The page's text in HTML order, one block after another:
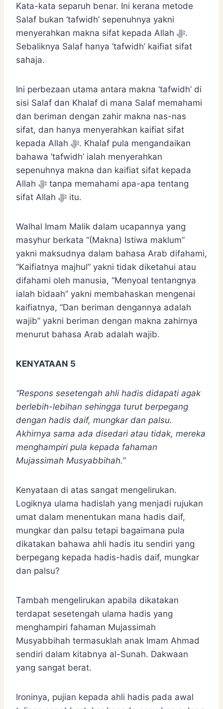
Kata-kata separuh benar. Ini kerana metode
Salaf bukan ‘tafwidh’ sepenuhnya yakni
menyerahkan makna sifat kepada Allah ﷻ.
Sebaliknya Salaf hanya ‘tafwidh’ kaifiat sifat
sahaja.
Ini perbezaan utama antara makna ‘tafwidh’ di
sisi Salaf dan Khalaf di mana Salaf memahami
dan beriman dengan zahir makna nas-nas
sifat, dan hanya menyerahkan kaifiat sifat
kepada Allah ﷻ. Khalaf pula mengandaikan
bahawa ‘tafwidh’ ialah menyerahkan
sepenuhnya makna dan kaifiat sifat kepada
Allah ﷻ tanpa memahami apa-apa tentang
sifat Allah ﷻ itu.
Walhal Imam Malik dalam ucapannya yang
masyhur berkata “(Makna) Istiwa maklum”
yakni maksudnya dalam bahasa Arab difahami,
“Kaifiatnya majhul” yakni tidak diketahui atau
difahami oleh manusia, “Menyoal tentangnya
ialah bidaah” yakni membahaskan mengenai
kaifiatnya, “Dan beriman dengannya adalah
wajib” yakni beriman dengan makna zahirnya
menurut bahasa Arab adalah wajib.
KENYATAAN 5
“Respons sesetengah ahli hadis didapati agak
berlebih-lebihan sehingga turut berpegang
dengan hadis daif, mungkar dan palsu.
Akhirnya sama ada disedari atau tidak, mereka
menghampiri pula kepada fahaman
Mujassimah Musyabbihah.”
Kenyataan di atas sangat mengelirukan.
Logiknya ulama hadislah yang menjadi rujukan
umat dalam menentukan mana hadis daif,
mungkar dan palsu tetapi bagaimana pula
dikatakan bahawa ahli hadis itu sendiri yang
berpegang kepada hadis-hadis daif, mungkar
dan palsu?
Tambah mengelirukan apabila dikatakan
terdapat sesetengah ulama hadis yang
menghampiri fahaman Mujassimah
Musyabbihah termasuklah anak Imam Ahmad
sendiri dalam kitabnya al-Sunah. Dakwaan
yang sangat berat.
Ironinya, pujian kepada ahli hadis pada awal